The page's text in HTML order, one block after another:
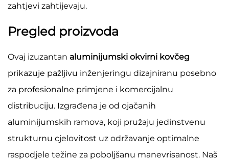
zahtjevi zahtijevaju.
Pregled proizvoda
Ovaj izuzantan aluminijumski okvirni kovčeg
prikazuje pažljivu inženjeringu dizajniranu posebno
za profesionalne primjene i komercijalnu
distribuciju. Izgrađena je od ojačanih
aluminijumskih ramova, koji pružaju jedinstvenu
strukturnu cjelovitost uz održavanje optimalne
raspodjele težine za poboljšanu manevrisanost. Naš